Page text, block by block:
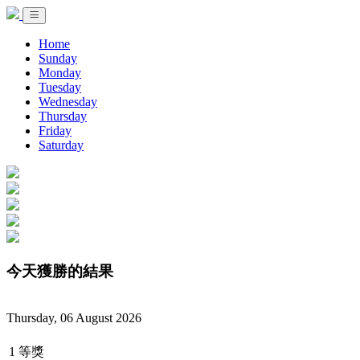
Home
Sunday
Monday
Tuesday
Wednesday
Thursday
Friday
Saturday
今天獲勝的結果
Thursday, 06 August 2026
1 等獎